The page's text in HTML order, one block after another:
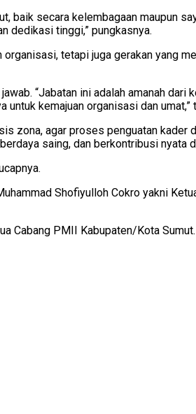
baik secara kelembagaan maupun
dedikasi tinggi,” pungkasnya.
tetapi juga gerakan yang
“Jabatan ini adalah amanah dari
kemajuan organisasi dan umat,”
zona, agar proses penguatan kader
saing, dan berkontribusi nyata
Shofiyulloh Cokro yakni
Cabang PMII Kabupaten/Kota